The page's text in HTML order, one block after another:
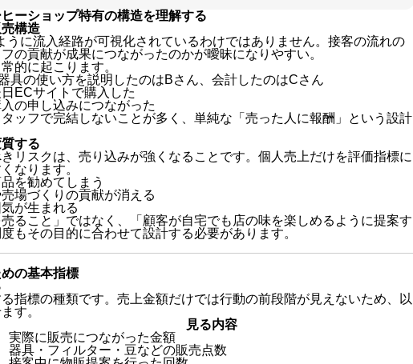
ーショップ特有の構造を理解する
構造
うに流入経路が可視化されているわけではありません。接客の流れの
の貢献が成果につながったのかが曖昧になりやすい。
的に起こります。
具の使い方を説明したのはBさん、会計したのはCさん
ECサイトで購入した
の申し込みにつながった
ッフで完結しないことが多く、単純な「売った人に報酬」という設計
する
リスクは、売り込みが強くなることです。個人売上だけを評価指標に
なります。
を勧めてしまう
場づくりの貢献が消える
が生まれる
ること」ではなく、「顧客が自宅でも店の味を楽しめるように提案す
もその目的に合わせて設計する必要があります。
の基本指標
指標の種類です。売上金額だけでは行動の前段階が見えないため、以
す。
見る内容
実際に販売につながった金額
器具・フィルター・豆などの販売点数